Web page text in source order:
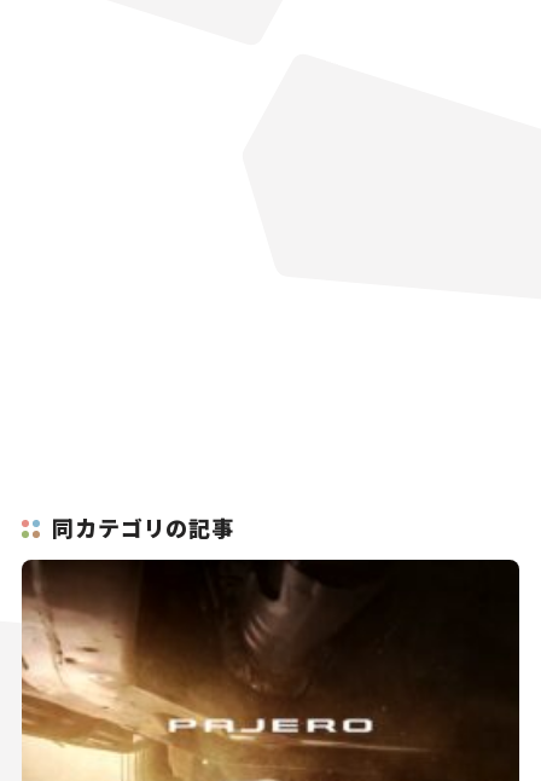
同カテゴリの記事